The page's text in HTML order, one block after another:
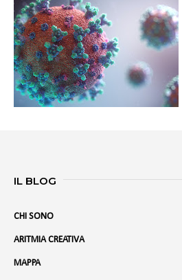
IL BLOG
CHI SONO
ARITMIA CREATIVA
MAPPA